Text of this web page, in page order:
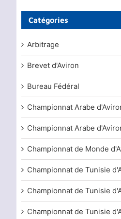
Catégories
Arbitrage
Brevet d'Aviron
Bureau Fédéral
Championnat Arabe
Championnat Arabe
Championnat de Monde
Championnat de Tunisie
Championnat de Tunisie
Championnat de Tunisie